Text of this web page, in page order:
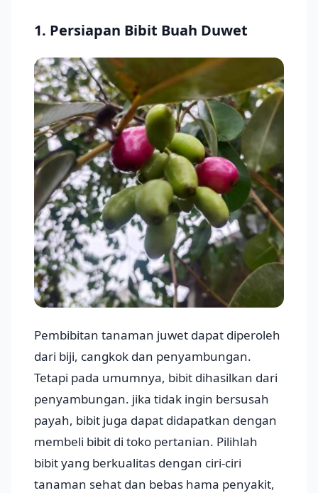
1. Persiapan Bibit Buah Duwet
Pembibitan tanaman juwet dapat diperoleh
dari biji, cangkok dan penyambungan.
Tetapi pada umumnya, bibit dihasilkan dari
penyambungan. jika tidak ingin bersusah
payah, bibit juga dapat didapatkan dengan
membeli bibit di toko pertanian. Pilihlah
bibit yang berkualitas dengan ciri-ciri
tanaman sehat dan bebas hama penyakit,